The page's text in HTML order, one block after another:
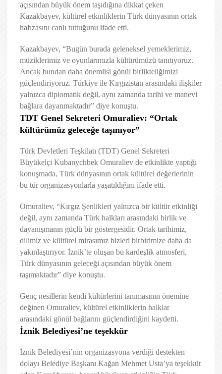
açısından büyük önem taşıdığına dikkat çeken
Kazakbayev, kültürel etkinliklerin Türk dünyasının ortak
hafızasını canlı tuttuğunu ifade etti.
Kazakbayev, “Bugün burada geleneksel yemeklerimiz,
müziklerimiz ve oyunlarımızla kültürümüzü tanıtıyoruz.
Ancak bundan daha önemlisi gönül birlikteliğimizi
güçlendiriyoruz. Türkiye ile Kırgızistan arasındaki ilişkiler
yalnızca diplomatik değil, aynı zamanda tarihi ve manevi
bağlara dayanmaktadır” diye konuştu.
TDT Genel Sekreteri Omuraliev: “Ortak
kültürümüz geleceğe taşınıyor”
Türk Devletleri Teşkilatı (TDT) Genel Sekreteri
Büyükelçi Kubanychbek Omuraliev de etkinlikte yaptığı
konuşmada, Türk dünyasının ortak kültürel değerlerinin
bu tür organizasyonlarla yaşatıldığını ifade etti.
Omuraliev, “Kırgız Şenlikleri yalnızca bir kültür etkinliği
değil, aynı zamanda Türk halkları arasındaki birlik ve
dayanışmanın güçlü bir göstergesidir. Ortak tarihimiz,
dilimiz ve kültürel mirasımız bizleri birbirimize daha da
yakınlaştırıyor. İznik’te oluşan bu kardeşlik atmosferi,
Türk dünyasının geleceği açısından büyük önem
taşımaktadır” diye konuştu.
Genç nesillerin kendi kültürlerini tanımasının önemine
değinen Omuraliev, kültürel etkinliklerin halklar
arasındaki gönül bağlarını güçlendirdiğini kaydetti.
İznik Belediyesi’ne teşekkür
İznik Belediyesi’nin organizasyona verdiği destekten
dolayı Belediye Başkanı Kağan Mehmet Usta’ya teşekkür